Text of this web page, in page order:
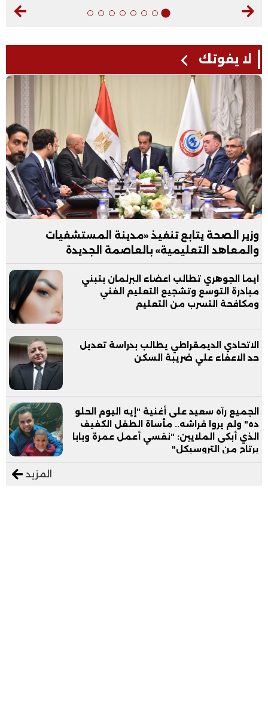
لا يفوتك
وزير الصحة يتابع تنفيذ «مدينة المستشفيات
والمعاهد التعليمية» بالعاصمة الجديدة
ايما الجوهري تطالب اعضاء البرلمان بتبني
مبادرة التوسع وتشجيع التعليم الفني
ومكافحة التسرب من التعليم
الاتحادي الديمقراطي يطالب بدراسة تعديل
حد الاعفاء علي ضريبة السكن
الجميع رآه سعيد على أغنية "إيه اليوم الحلو
ده" ولم يروا فراشه.. مأساة الطفل الكفيف
الذي أبكى الملايين: "نفسي أعمل عمرة وبابا
يرتاح من التروسيكل"
المزيد